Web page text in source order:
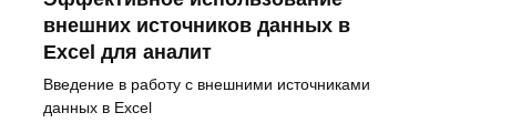
внешних источников данных в
Excel для аналит
Введение в работу с внешними источниками
данных в Excel